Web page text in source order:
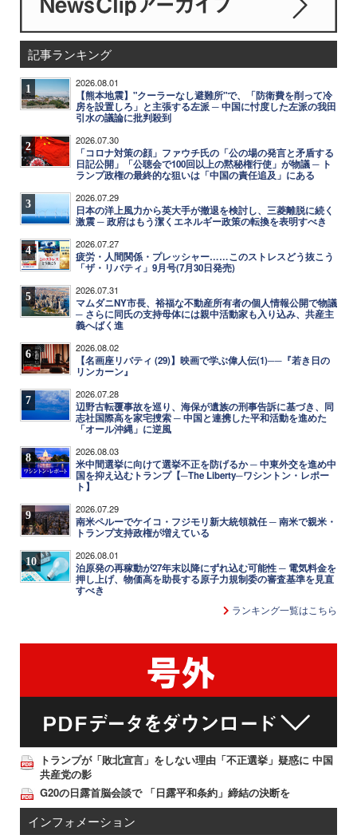
記事ランキング
1 2026.08.01
【熊本地震】"クーラーなし避難所"で、「防衛費を削って冷
房を設置しろ」と主張する左派 ─ 中国に忖度した左派の我田
引水の議論に批判殺到
2 2026.07.30
「コロナ対策の顔」ファウチ氏の「公の場の発言と矛盾する
日記公開」「公聴会で100回以上の黙秘権行使」が物議 ─ ト
ランプ政権の最終的な狙いは「中国の責任追及」にある
3 2026.07.29
日本の洋上風力から英大手が撤退を検討し、三菱離脱に続く
激震 ─ 政府はもう潔くエネルギー政策の転換を表明すべき
4 2026.07.27
疲労・人間関係・プレッシャー……このストレスどう抜こう
「ザ・リバティ」9月号(7月30日発売)
5 2026.07.31
マムダニNY市長、裕福な不動産所有者の個人情報公開で物議
─ さらに同氏の支持母体には親中活動家も入り込み、共産主
義へばく進
6 2026.08.02
【名画座リバティ (29)】映画で学ぶ偉人伝(1)──『若き日の
リンカーン』
7 2026.07.28
辺野古転覆事故を巡り、海保が遺族の刑事告訴に基づき、同
志社国際高を家宅捜索 ─ 中国と連携した平和活動を進めた
「オール沖縄」に逆風
8 2026.08.03
米中間選挙に向けて選挙不正を防げるか ─ 中東外交を進め中
国を抑え込むトランプ【─The Liberty─ワシントン・レポー
ト】
9 2026.07.29
南米ペルーでケイコ・フジモリ新大統領就任 ─ 南米で親米・
トランプ支持政権が増えている
10 2026.08.01
泊原発の再稼動が27年末以降にずれ込む可能性 ─ 電気料金を
押し上げ、物価高を助長する原子力規制委の審査基準を見直
すべき
ランキング一覧はこちら
トランプが「敗北宣言」をしない理由「不正選挙」疑惑に 中国
共産党の影
G20の日露首脳会談で 「日露平和条約」締結の決断を
インフォメーション